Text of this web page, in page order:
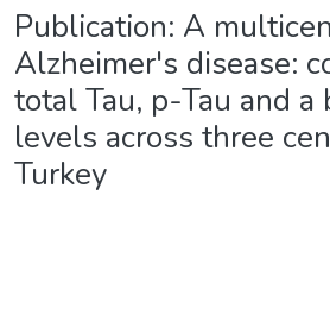
Publication: A
Alzheimer's disease:
total Tau, p-Tau and
levels across three
Turkey